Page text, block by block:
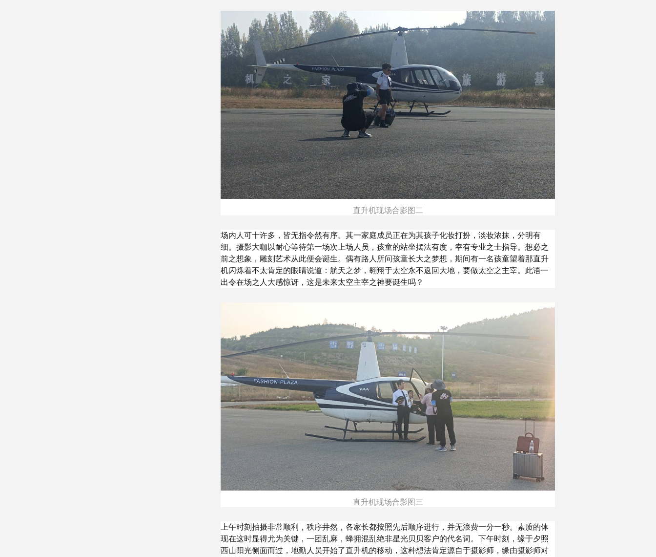
直升机现场合影图二
场内人可十许多，皆无指令然有序。其一家庭成员正在为其孩子化妆打扮，淡妆浓抹，分明有
细。摄影大咖以耐心等待第一场次上场人员，孩童的站坐摆法有度，幸有专业之士指导。想必之
前之想象，雕刻艺术从此便会诞生。偶有路人所问孩童长大之梦想，期间有一名孩童望着那直升
机闪烁着不太肯定的眼睛说道：航天之梦，翱翔于太空永不返回大地，要做太空之主宰。此语一
出令在场之人大感惊讶，这是未来太空主宰之神要诞生吗？
直升机现场合影图三
上午时刻拍摄非常顺利，秩序井然，各家长都按照先后顺序进行，并无浪费一分一秒。素质的体
现在这时显得尤为关键，一团乱麻，蜂拥混乱绝非星光贝贝客户的代名词。下午时刻，缘于夕照
西山阳光侧面而过，地勤人员开始了直升机的移动，这种想法肯定源自于摄影师，缘由摄影师对